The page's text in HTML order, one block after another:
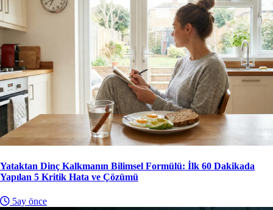
Yataktan Dinç Kalkmanın Bilimsel Formülü: İlk 60 Dakikada
Yapılan 5 Kritik Hata ve Çözümü
5ay önce